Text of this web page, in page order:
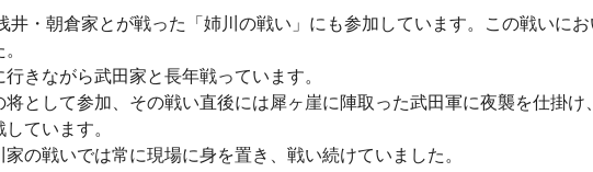
井・朝倉家とが戦った「姉川の戦い」にも参加しています。この戦いに
きながら武田家と長年戦っています。
として参加、その戦い直後には犀ヶ崖に陣取った武田軍に夜襲を仕掛
ています。
の戦いでは常に現場に身を置き、戦い続けていました。